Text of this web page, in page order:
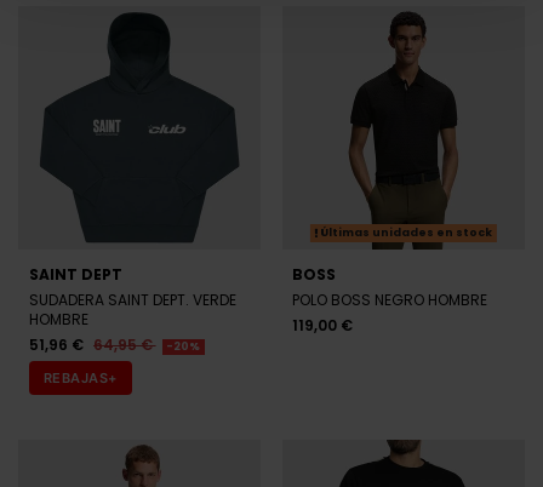
SAINT DEPT
SUDADERA SAINT DEPT. VERDE
HOMBRE
51,96 € 64,95 € -20%
REBAJAS+
Últimas unidades en stock
BOSS
POLO BOSS NEGRO HOMBRE
119,00 €